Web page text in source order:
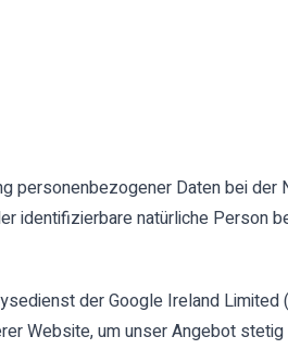
personenbezogener Daten bei
identifizierbare natürliche Person
der Google Ireland Limited
Website, um unser Angebot